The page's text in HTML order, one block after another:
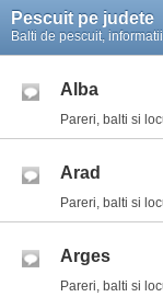
Pescuit pe judete
Balti de pescuit,
Alba
Pareri, balti si
Arad
Pareri, balti si
Arges
Pareri, balti si